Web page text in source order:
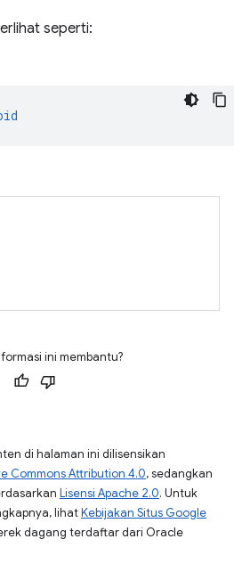
seperti:
ini membantu?
di halaman ini dilisensikan
Commons Attribution 4.0, sedangkan
Lisensi Apache 2.0. Untuk
lihatKebijakan Situs Google
dagang terdaftar dari Oracle